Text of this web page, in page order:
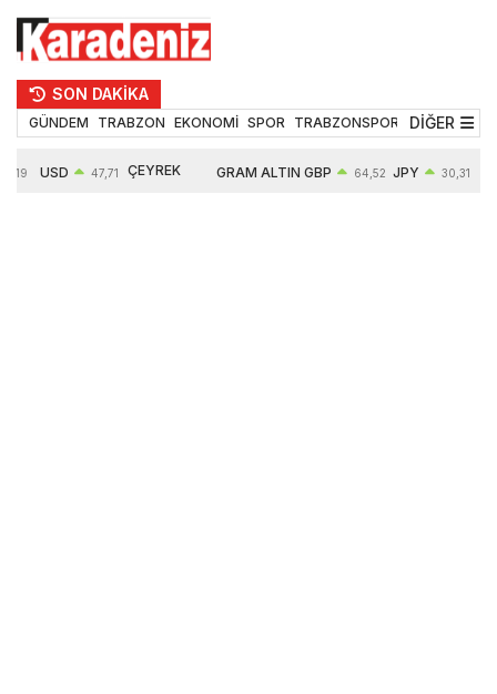
SON DAKİKA
GÜNDEM TRABZON EKONOMİ SPOR TRABZONSPOR TEKNOLOJİ
DİĞER
USD 47,71 ÇEYREK GRAM ALTIN GBP 64,52 JPY 30,31 EUR